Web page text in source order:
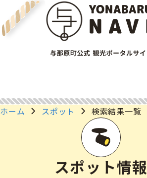
ホーム スポット 検索結果一覧
スポット情報